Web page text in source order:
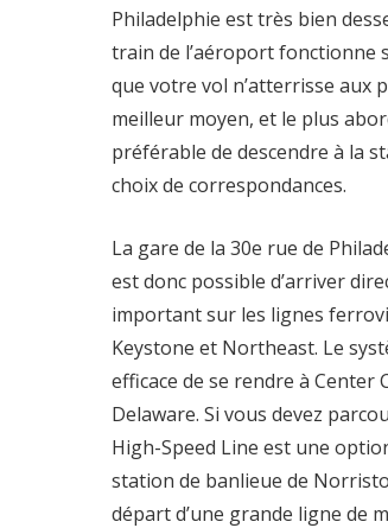
Philadelphie est très bien
train de l’aéroport fonctionne
que votre vol n’atterrisse aux
meilleur moyen, et le plus
préférable de descendre à la
choix de correspondances.
La gare de la 30e rue de
est donc possible d’arriver
important sur les lignes
Keystone et Northeast. Le
efficace de se rendre à Center
Delaware. Si vous devez
High-Speed Line est une
station de banlieue de
départ d’une grande ligne de